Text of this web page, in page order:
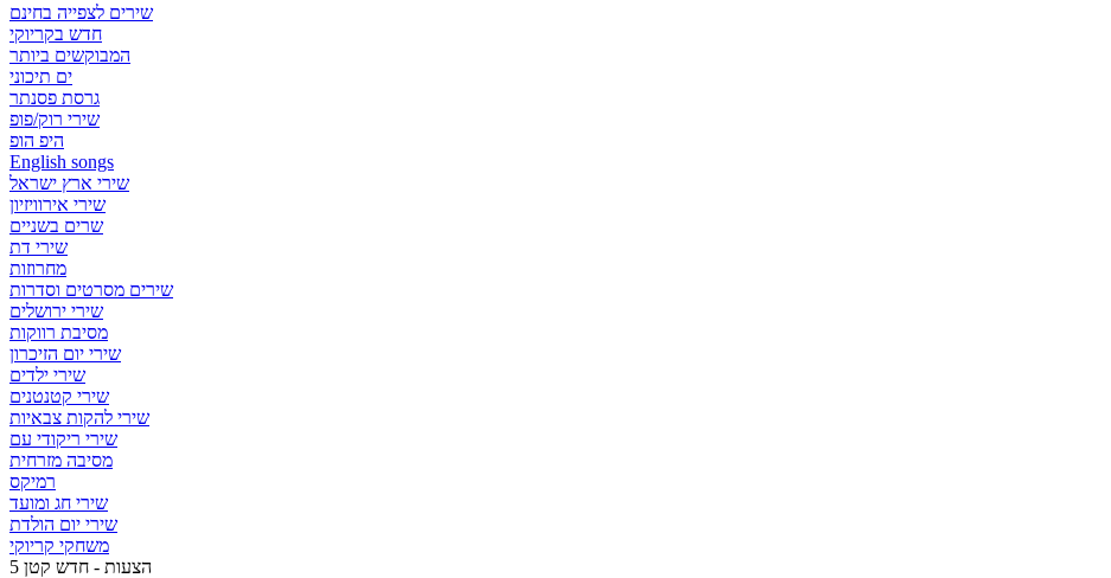
שירים לצפייה בחינם
חדש בקריוקי
המבוקשים ביותר
ים תיכוני
גרסת פסנתר
שירי רוק/פופ
היפ הופ
English songs
שירי ארץ ישראל
שירי אירוויזיון
שרים בשניים
שירי דת
מחרוזות
שירים מסרטים וסדרות
שירי ירושלים
מסיבת רווקות
שירי יום הזיכרון
שירי ילדים
שירי קטנטנים
שירי להקות צבאיות
שירי ריקודי עם
מסיבה מזרחית
רמיקס
שירי חג ומועד
שירי יום הולדת
משחקי קריוקי
5 הצעות - חדש קטן